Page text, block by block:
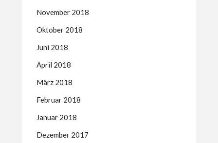
November 2018
Oktober 2018
Juni 2018
April 2018
März 2018
Februar 2018
Januar 2018
Dezember 2017